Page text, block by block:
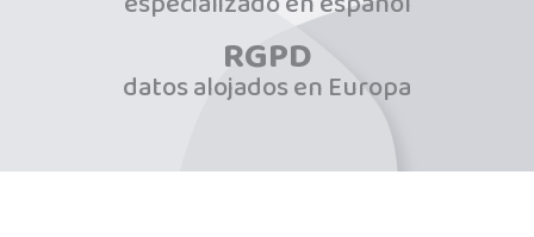
RGPD
datos alojados en Europa